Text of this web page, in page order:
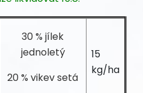
30 % jílek
jednoletý
20 % vikev setá
15
kg/ha